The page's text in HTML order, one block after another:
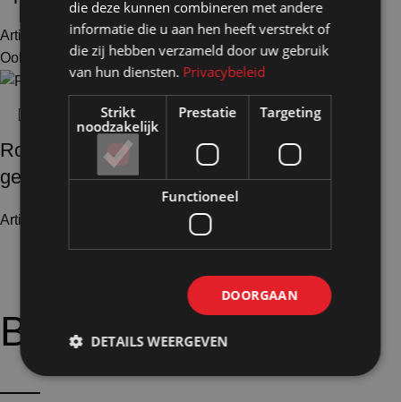
Artikelnummer: 50302€262,00 Excl. BTW
Ook te huur
Rokhanger met maataanduiding hout wit
gelakt
Artikelnummer: 50603 Excl. BTW
Bijpassendeopties:
die deze kunnen combineren met andere
informatie die u aan hen heeft verstrekt of
die zij hebben verzameld door uw gebruik
van hun diensten. Privacybeleid
Strikt
noodzakelijk
Prestatie Targeting
Functioneel
DOORGAAN
DETAILS WEERGEVEN